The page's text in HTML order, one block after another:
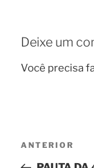
Deixe um
Você precisa
ANTERIOR